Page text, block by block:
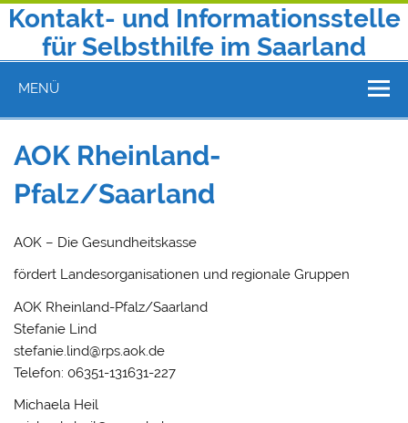
Zum
Inhalt
springen
Kontakt- und Informationsstelle
für Selbsthilfe im Saarland
MENÜ
AOK Rheinland-
Pfalz/Saarland
AOK – Die Gesundheitskasse
fördert Landesorganisationen und regionale Gruppen
AOK Rheinland-Pfalz/Saarland
Stefanie Lind
stefanie.lind@rps.aok.de
Telefon: 06351-131631-227
Michaela Heil